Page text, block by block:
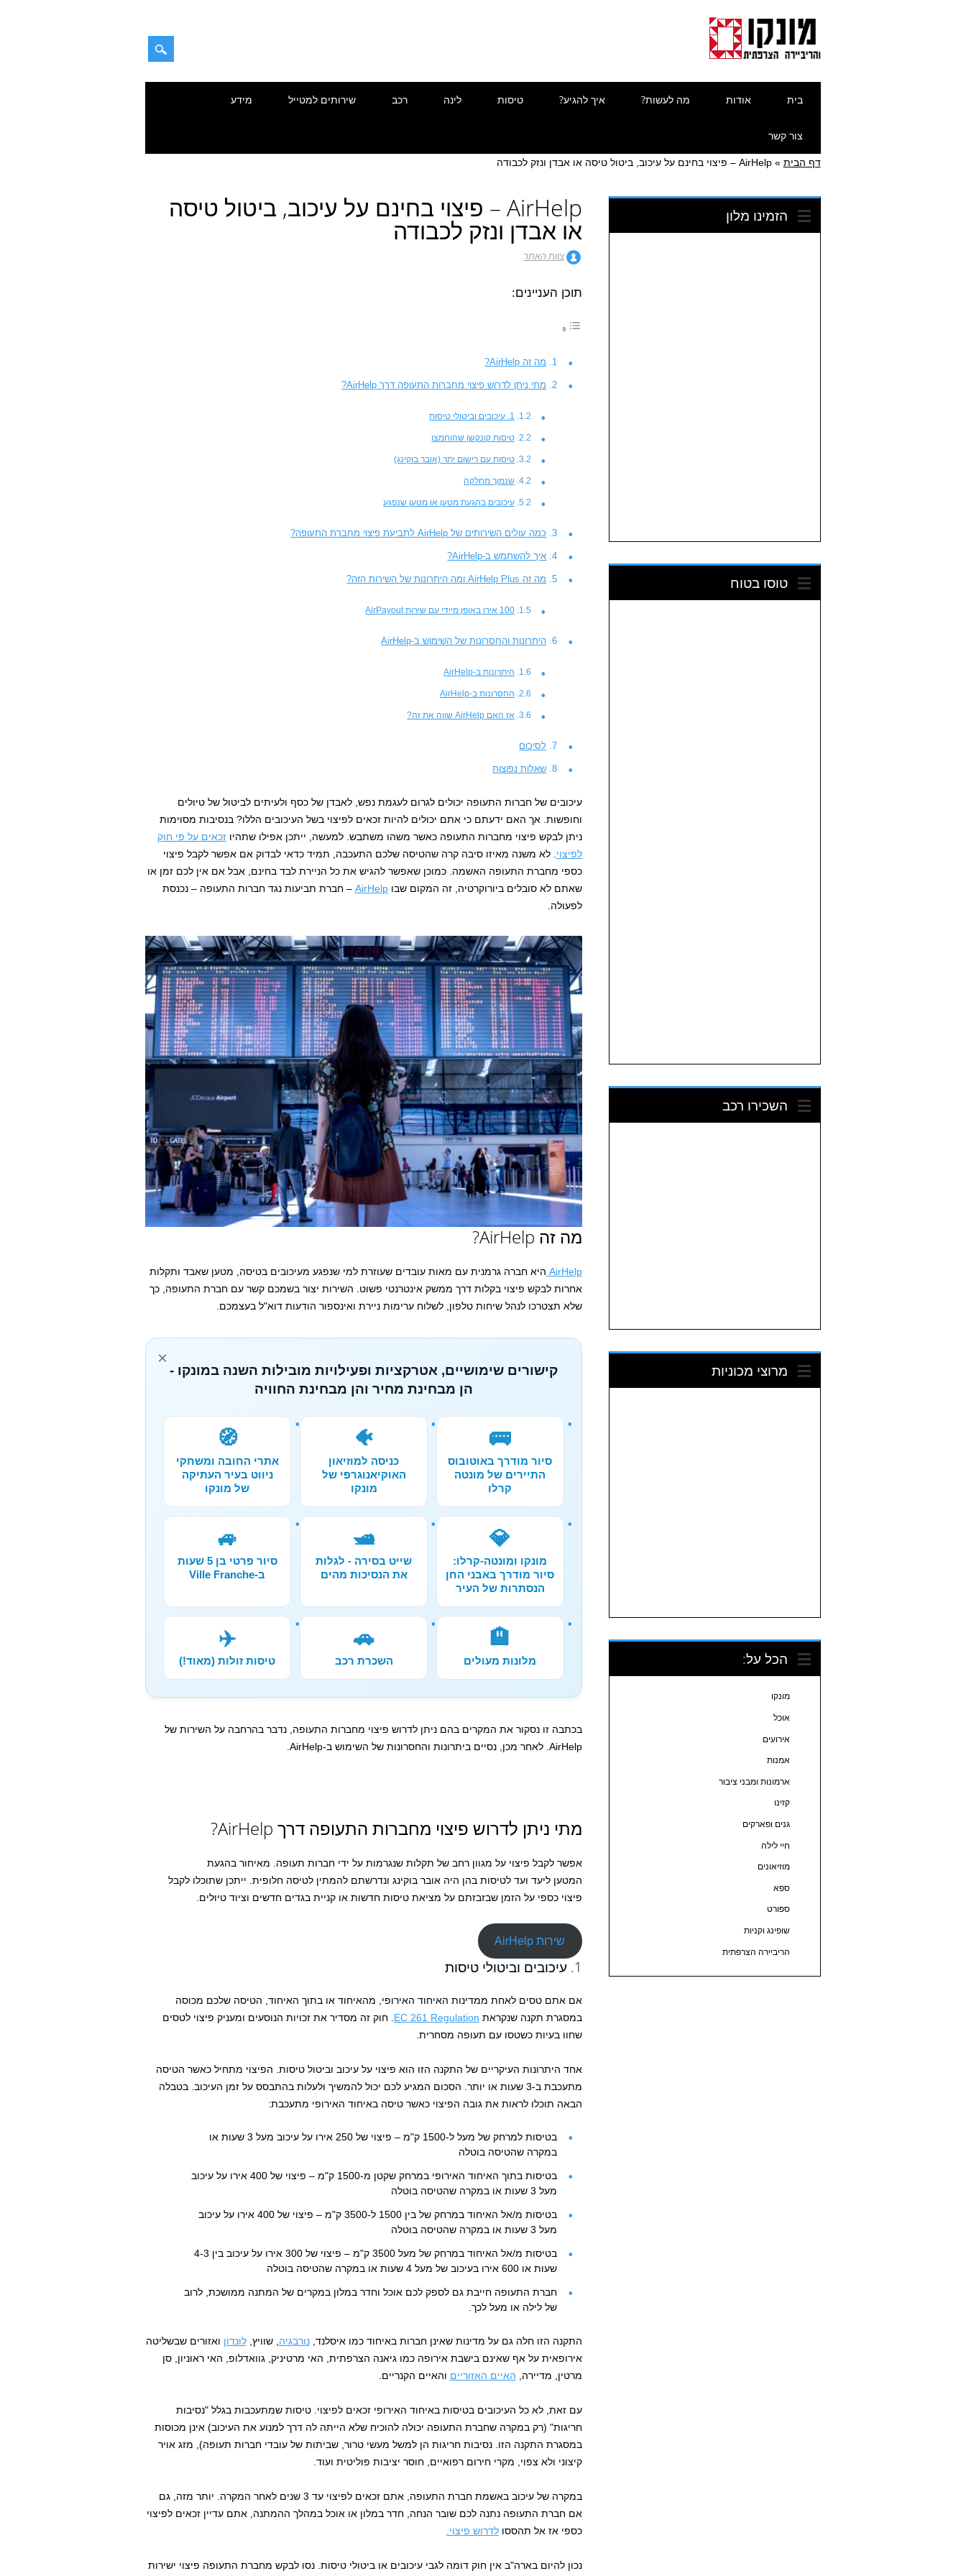
לתוכן
בית אודות מה לעשות? איך להגיע? טיסות לינה רכב שירותים למטייל מידע
צור קשר
דף הבית »AirHelp – פיצוי בחינם על עיכוב, ביטול טיסה או אבדן ונזק לכבודה
AirHelp – פיצוי בחינם על עיכוב, ביטול טיסה
או אבדן ונזק לכבודה
צוות האתר
תוכן העניינים:
מה זה AirHelp?
מתי ניתן לדרוש פיצוי מחברות התעופה דרך AirHelp?
1. עיכובים וביטולי טיסות
טיסות קונקשן שהוחמצו
טיסות עם רישום יתר (אובר בוקינג)
שנמוך מחלקה
עיכובים בהגעת מטען או מטען שנפגע
כמה עולים השירותים של AirHelp לתביעת פיצוי מחברת התעופה?
איך להשתמש ב-AirHelp?
מה זה AirHelp Plus ומה היתרונות של השירות הזה?
100 אירו באופן מיידי עם שירות AirPayout
היתרונות והחסרונות של השימוש ב-AirHelp
היתרונות ב-AirHelp
החסרונות ב-AirHelp
אז האם AirHelp שווה את זה?
לסיכום
שאלות נפוצות
עיכובים של חברות התעופה יכולים לגרום לעגמת נפש, לאבדן של כסף ולעיתים לביטול של טיולים
וחופשות. אך האם ידעתם כי אתם יכולים להיות זכאים לפיצוי בשל העיכובים הללו? בנסיבות מסוימות
ניתן לבקש פיצוי מחברות התעופה כאשר משהו משתבש. למעשה, ייתכן אפילו שתהיוזכאים על פי חוק
לפיצוי . לא משנה מאיזו סיבה קרה שהטיסה שלכם התעכבה, תמיד כדאי לבדוק אם אפשר לקבל פיצוי
כספי מחברת התעופה האשמה. כמוכן שאפשר להגיש את כל הניירת לבד בחינם, אבל אם אין לכם זמן או
שאתם לא סובלים ביורוקרטיה, זה המקום שבוAirHelp – חברת תביעות נגד חברות התעופה – נכנסת
לפעולה.
מה זה AirHelp?
AirHelp היא חברה גרמנית עם מאות עובדים שעוזרת למי שנפגע מעיכובים בטיסה, מטען שאבד ותקלות
אחרות לבקש פיצוי בקלות דרך ממשק אינטרנטי פשוט. השירות יצור בשמכם קשר עם חברת התעופה, כך
שלא תצטרכו לנהל שיחות טלפון, לשלוח ערימות ניירת ואינספור הודעות דוא"ל בעצמכם.
×
קישורים שימושיים, אטרקציות ופעילויות מובילות השנה במונקו -
הן מבחינת מחיר והן מבחינת החוויה
🚌
סיור מודרך באוטובוס
התיירים של מונטה
קרלו
🐠
כניסה למוזיאון
האוקיאנוגרפי של
מונקו
🧭
אתרי החובה ומשחקי
ניווט בעיר העתיקה
של מונקו
💎
מונקו ומונטה-קרלו:
סיור מודרך באבני החן
הנסתרות של העיר
🛥️
שייט בסירה - לגלות
את הנסיכות מהים
🚙
סיור פרטי בן 5 שעות
ב-Ville Franche
🏨
מלונות מעולים
🚗
השכרת רכב
✈️
טיסות זולות (מאוד!)
בכתבה זו נסקור את המקרים בהם ניתן לדרוש פיצוי מחברות התעופה, נדבר בהרחבה על השירות של
AirHelp. לאחר מכן, נסיים ביתרונות והחסרונות של השימוש ב-AirHelp.
מתי ניתן לדרוש פיצוי מחברות התעופה דרך AirHelp?
אפשר לקבל פיצוי על מגוון רחב של תקלות שנגרמות על ידי חברות תעופה. מאיחור בהגעת
המטען ליעד ועד לטיסות בהן היה אובר בוקינג ונדרשתם להמתין לטיסה חלופית. ייתכן שתוכלו לקבל
פיצוי כספי על הזמן שבזבזתם על מציאת טיסות חדשות או קניית בגדים חדשים וציוד טיולים.
שירות AirHelp
1. עיכובים וביטולי טיסות
אם אתם טסים לאחת ממדינות האיחוד האירופי, מהאיחוד או בתוך האיחוד, הטיסה שלכם מכוסה
במסגרת תקנה שנקראת EC 261 Regulation . חוק זה מסדיר את זכויות הנוסעים ומעניק פיצוי לטסים
שחוו בעיות כשטסו עם תעופה מסחרית.
אחד היתרונות העיקריים של התקנה הזו הוא פיצוי על עיכוב וביטול טיסות. הפיצוי מתחיל כאשר הטיסה
מתעכבת ב-3 שעות או יותר. הסכום המגיע לכם יכול להמשיך ולעלות בהתבסס על זמן העיכוב. בטבלה
הבאה תוכלו לראות את גובה הפיצוי כאשר טיסה באיחוד האירופי מתעכבת:
בטיסות למרחק של מעל ל-1500 ק"מ – פיצוי של 250 אירו על עיכוב מעל 3 שעות או
במקרה שהטיסה בוטלה
בטיסות בתוך האיחוד האירופי במרחק שקטן מ-1500 ק"מ – פיצוי של 400 אירו על עיכוב
מעל 3 שעות או במקרה שהטיסה בוטלה
בטיסות מ/אל האיחוד במרחק של בין 1500 ל-3500 ק"מ – פיצוי של 400 אירו על עיכוב
מעל 3 שעות או במקרה שהטיסה בוטלה
בטיסות מ/אל האיחוד במרחק של מעל 3500 ק"מ – פיצוי של 300 אירו על עיכוב בין 4-3
שעות או 600 אירו בעיכוב של מעל 4 שעות או במקרה שהטיסה בוטלה
חברת התעופה חייבת גם לספק לכם אוכל וחדר במלון במקרים של המתנה ממושכת, לרוב
של לילה או מעל לכך.
התקנה הזו חלה גם על מדינות שאינן חברות באיחוד כמו איסלנד,נורבגיה , שוויץ,לונדון ואזורים שבשליטה
אירופאית על אף שאינם בישבת אירופה כמו גיאנה הצרפתית, האי מרטיניק, גוואדלופ, האי ראוניון, סן
מרטין, מדיירה, האיים האזוריים והאיים הקנריים.
עם זאת, לא כל העיכובים בטיסות באיחוד האירופי זכאים לפיצוי. טיסות שמתעכבות בגלל "נסיבות
חריגות" (רק במקרה שחברת התעופה יכולה להוכיח שלא הייתה לה דרך למנוע את העיכוב) אינן מכוסות
במסגרת התקנה הזו. נסיבות חריגות הן למשל מעשי טרור, שביתות של עובדי חברות תעופה), מזג אויר
קיצוני ולא צפוי, מקרי חירום רפואיים, חוסר יציבות פוליטית ועוד.
במקרה של עיכוב באשמת חברת התעופה, אתם זכאים לפיצוי עד 3 שנים לאחר המקרה. יותר מזה, גם
אם חברת התעופה נתנה לכם שובר הנחה, חדר במלון או אוכל במהלך ההמתנה, אתם עדיין זכאים לפיצוי
כספי אז אל תהססולדרוש פיצוי.
נכון להיום בארה"ב אין חוק דומה לגבי עיכובים או ביטולי טיסות. נסו לבקש מחברת התעופה פיצוי ישירות
הזמינו מלון
טוסו בטוח
השכירו רכב
מרוצי מכוניות
הכל על:
מונקו
אוכל
אירועים
אמנות
ארמונות ומבני ציבור
קזינו
גנים ופארקים
חיי לילה
מוזיאונים
ספא
ספורט
שופינג וקניות
הריביירה הצרפתית